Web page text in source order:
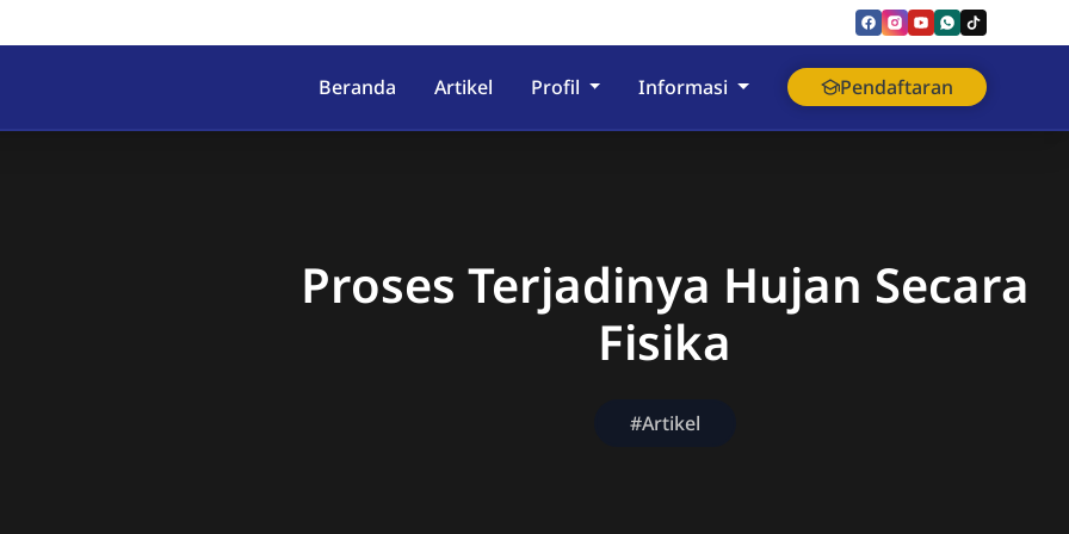
Kec. Lumbir, Kab. Banyumas
Beranda Artikel Profil Informasi Pendaftaran
Proses Terjadinya Hujan Secara
Fisika
#Artikel